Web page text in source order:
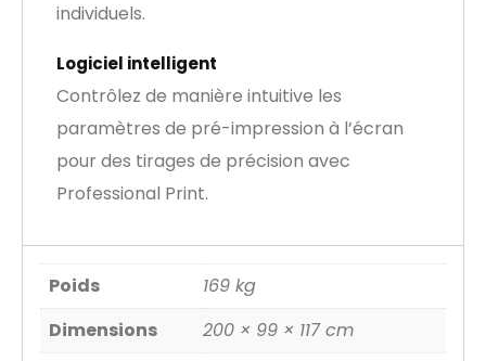
individuels.
Logiciel intelligent
Contrôlez de manière intuitive les
paramètres de pré-impression à l’écran
pour des tirages de précision avec
Professional Print.
Poids
169 kg
Dimensions
200 × 99 × 117 cm